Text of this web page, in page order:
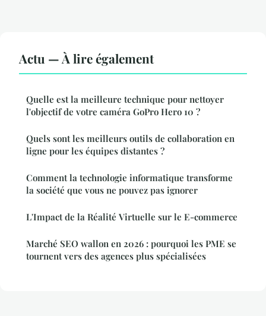
Actu — À lire également
Quelle est la meilleure technique pour nettoyer
l'objectif de votre caméra GoPro Hero 10 ?
Quels sont les meilleurs outils de collaboration en
ligne pour les équipes distantes ?
Comment la technologie informatique transforme
la société que vous ne pouvez pas ignorer
L'Impact de la Réalité Virtuelle sur le E-commerce
Marché SEO wallon en 2026 : pourquoi les PME se
tournent vers des agences plus spécialisées